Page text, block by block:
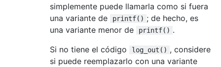
simplemente puede llamarla como si fuera
una variante de
printf() ; de hecho, es
una variante menor de
printf() .
Si no tiene el código
log_out() , considere
si puede reemplazarlo con una variante